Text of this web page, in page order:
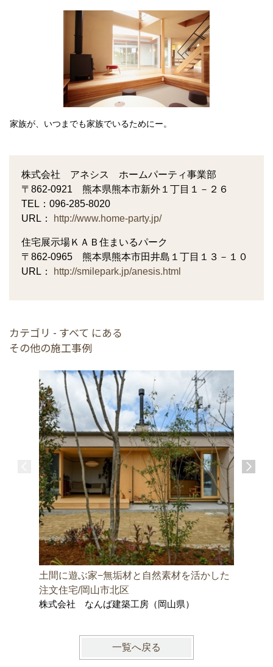
家族が、いつまでも家族でいるためにー。
株式会社 アネシス ホームパーティ事業部
〒862-0921 熊本県熊本市新外１丁目１－２６
TEL：096-285-8020
URL：
http://www.home-party.jp/
住宅展示場ＫＡＢ住まいるパーク
〒862-0965 熊本県熊本市田井島１丁目１３－１０
URL：
http://smilepark.jp/anesis.html
カテゴリ - すべて にある
その他の施工事例
土間に遊ぶ家−無垢材と自然素材を活かした
注文住宅/岡山市北区
株式会社 なんば建築工房（岡山県）
一覧へ戻る